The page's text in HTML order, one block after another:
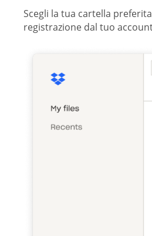
Scegli la tua cartella
registrazione dal tuo